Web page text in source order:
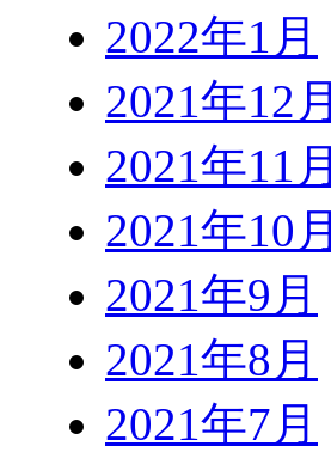
2022年1月
2021年12月
2021年11月
2021年10月
2021年9月
2021年8月
2021年7月